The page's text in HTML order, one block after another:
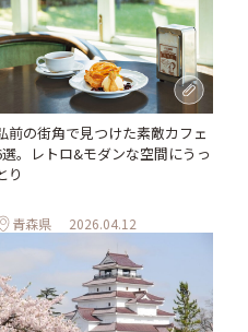
前の街角で見つけた素敵カフェ
。レトロ&モダンな空間にうっ
り
青森県 2026.04.12